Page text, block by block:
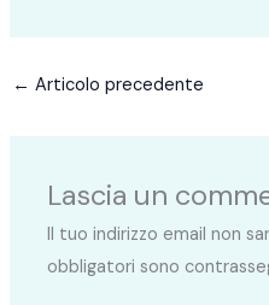
o
o
A
p
e
r
r
a
← Articolo precedente
Lascia un
Il tuo indirizzo email non
obbligatori sono